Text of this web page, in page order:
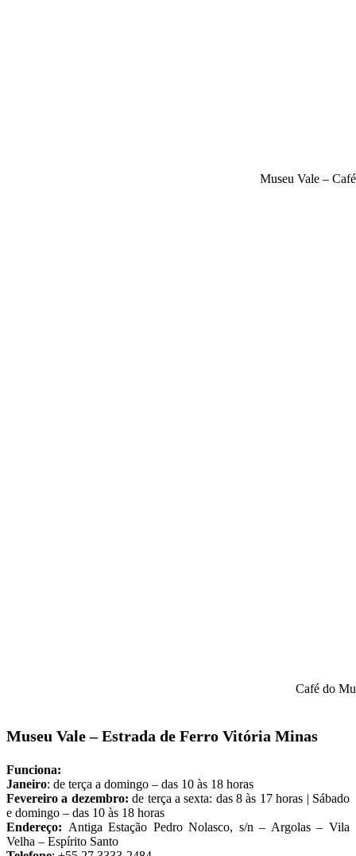
Museu Vale –
Café do
Museu Vale – Estrada de Ferro Vitória Minas
Funciona:
Janeiro: de terça a domingo – das 10 às 18 horas
Fevereiro a dezembro:de terça a sexta: das 8 às 17 horas | Sábado
e domingo – das 10 às 18 horas
Endereço: Antiga Estação Pedro Nolasco, s/n – Argolas – Vila
Velha – Espírito Santo